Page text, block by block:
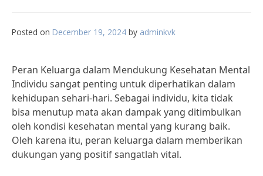
Posted on December 19, 2024 by adminkvk
Peran Keluarga dalam Mendukung Kesehatan Mental
Individu sangat penting untuk diperhatikan dalam
kehidupan sehari-hari. Sebagai individu, kita tidak
bisa menutup mata akan dampak yang ditimbulkan
oleh kondisi kesehatan mental yang kurang baik.
Oleh karena itu, peran keluarga dalam memberikan
dukungan yang positif sangatlah vital.